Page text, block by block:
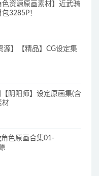
色资源原画素材】近武骑
3285P！
源】【精品】CG设定集
【阴阳师】设定原画集(含
材
角色原画合集01-